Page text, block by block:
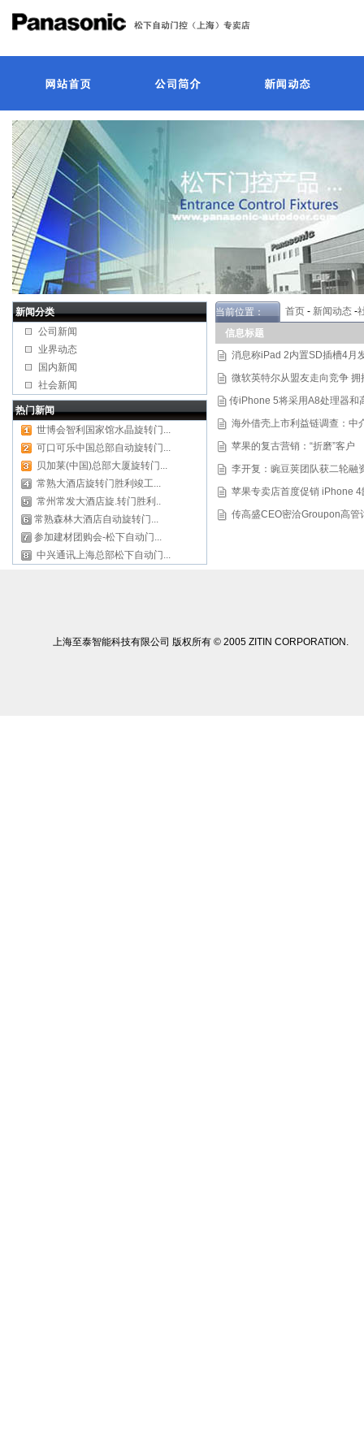
新闻分类
公司新闻
业界动态
国内新闻
社会新闻
热门新闻
世博会智利国家馆水晶旋转门...
可口可乐中国总部自动旋转门...
贝加莱(中国)总部大厦旋转门...
常熟大酒店旋转门胜利竣工...
常州常发大酒店旋.转门胜利..
常熟森林大酒店自动旋转门...
参加建材团购会-松下自动门...
中兴通讯上海总部松下自动门...
当前位置： 首页 - 新闻动态 -
信息标题
消息称iPad 2内置SD插槽4月
微软英特尔从盟友走向竞争
传iPhone 5将采用A8处理器和
海外借壳上市利益链调查：中
苹果的复古营销：“折磨”客户
李开复：豌豆荚团队获二轮融
苹果专卖店首度促销 iPhone
传高盛CEO密洽Groupon高管
上海至泰智能科技有限公司 版权所有 © 2005 ZITIN CORPORATION.